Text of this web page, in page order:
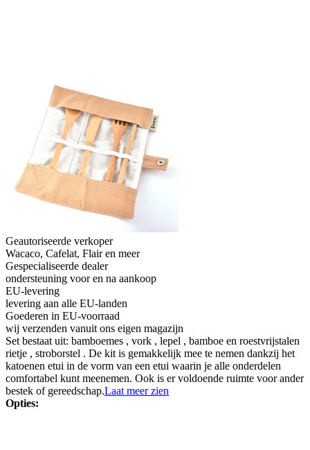
Geautoriseerde verkoper
Wacaco, Cafelat, Flair en meer
Gespecialiseerde dealer
ondersteuning voor en na aankoop
EU-levering
levering aan alle EU-landen
Goederen in EU-voorraad
wij verzenden vanuit ons eigen magazijn
Set bestaat uit: bamboemes , vork , lepel , bamboe en roestvrijstalen
rietje , stroborstel . De kit is gemakkelijk mee te nemen dankzij het
katoenen etui in de vorm van een etui waarin je alle onderdelen
comfortabel kunt meenemen. Ook is er voldoende ruimte voor ander
bestek of gereedschap.Laat meer zien
Opties: